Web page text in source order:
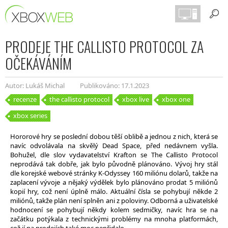
PRODEJE THE CALLISTO PROTOCOL ZA
OČEKÁVÁNÍM
Autor: Lukáš Michal
Publikováno: 17.1.2023
recenze
the callisto protocol xbox live
xbox one
xbox series
Hororové hry se poslední dobou těší oblibě a jednou z nich, která se
navíc odvolávala na skvělý Dead Space, před nedávnem vyšla.
Bohužel, dle slov vydavatelství Krafton se The Callisto Protocol
neprodává tak dobře, jak bylo původně plánováno. Vývoj hry stál
dle korejské webové stránky K-Odyssey 160 miliónu dolarů, takže na
zaplacení vývoje a nějaký výdělek bylo plánováno prodat 5 miliónů
kopií hry, což není úplně málo. Aktuální čísla se pohybují někde 2
miliónů, takže plán není splněn ani z poloviny. Odborná a uživatelské
hodnocení se pohybují někdy kolem sedmičky, navíc hra se na
začátku potýkala z technickými problémy na mnoha platformách,